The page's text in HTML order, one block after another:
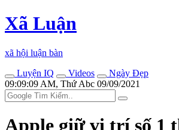
Xã Luận
xã hội luận bàn
Luyện IQ
Videos
Ngày Đẹp
09:09:09 AM, Thứ Abc 09/09/2021
Apple giữ vị trí số 1